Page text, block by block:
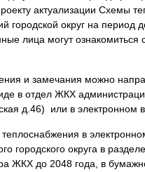
актуализации Схемы
городской округ на
лица могут
и замечания можно
в отдел ЖКХ
д.46) или в электронном
в
городского округа в
ЖКХ до 2048 года, в